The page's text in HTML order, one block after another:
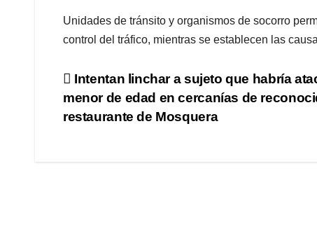
Unidades de tránsito y organismos de socorro
control del tráfico, mientras se establecen las
Intentan linchar a sujeto que habría
menor de edad en cercanías de
restaurante de Mosquera